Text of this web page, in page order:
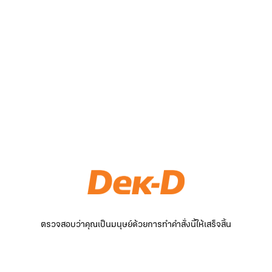
ตรวจสอบว่าคุณเป็นมนุษย์ด้วยการทำคำสั่งนี้ให้เสร็จสิ้น